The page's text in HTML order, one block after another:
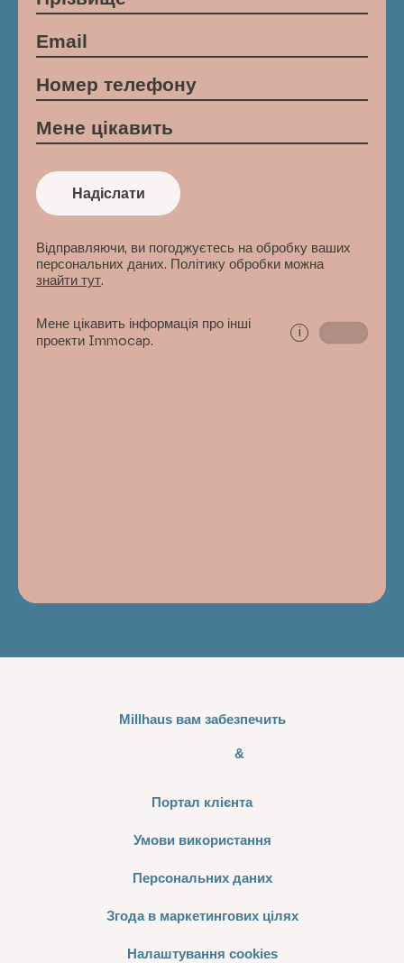
Надіслати
Відправляючи, ви погоджуєтесь на обробку ваших
персональних даних. Політику обробки можна
знайти тут.
Мене цікавить інформація про інші
проекти Immocap.
i
Millhaus вам забезпечить
&
Портал клієнта
Умови використання
Персональних даних
Згода в маркетингових цілях
Налаштування cookies